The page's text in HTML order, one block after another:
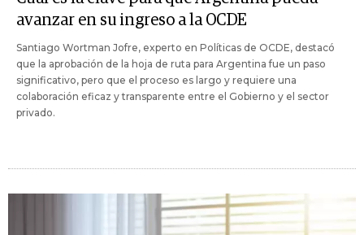
avanzar en su ingreso a la OCDE
Santiago Wortman Jofre, experto en Políticas de OCDE, destacó
que la aprobación de la hoja de ruta para Argentina fue un paso
significativo, pero que el proceso es largo y requiere una
colaboración eficaz y transparente entre el Gobierno y el sector
privado.